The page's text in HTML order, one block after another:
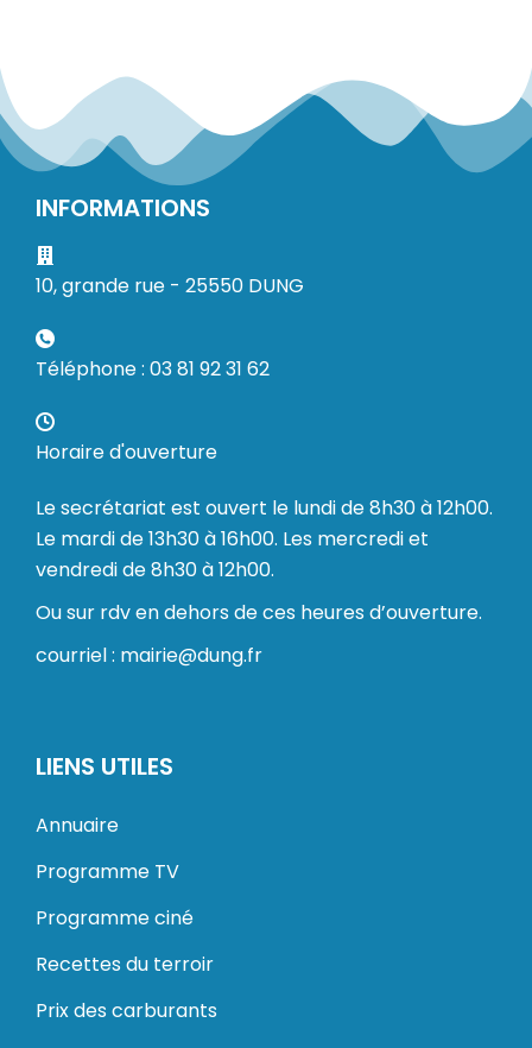
INFORMATIONS
10, grande rue - 25550 DUNG
Téléphone : 03 81 92 31 62
Horaire d'ouverture
Le secrétariat est ouvert le lundi de 8h30 à 12h00.
Le mardi de 13h30 à 16h00. Les mercredi et
vendredi de 8h30 à 12h00.
Ou sur rdv en dehors de ces heures d’ouverture.
courriel : mairie@dung.fr
LIENS UTILES
Annuaire
Programme TV
Programme ciné
Recettes du terroir
Prix des carburants